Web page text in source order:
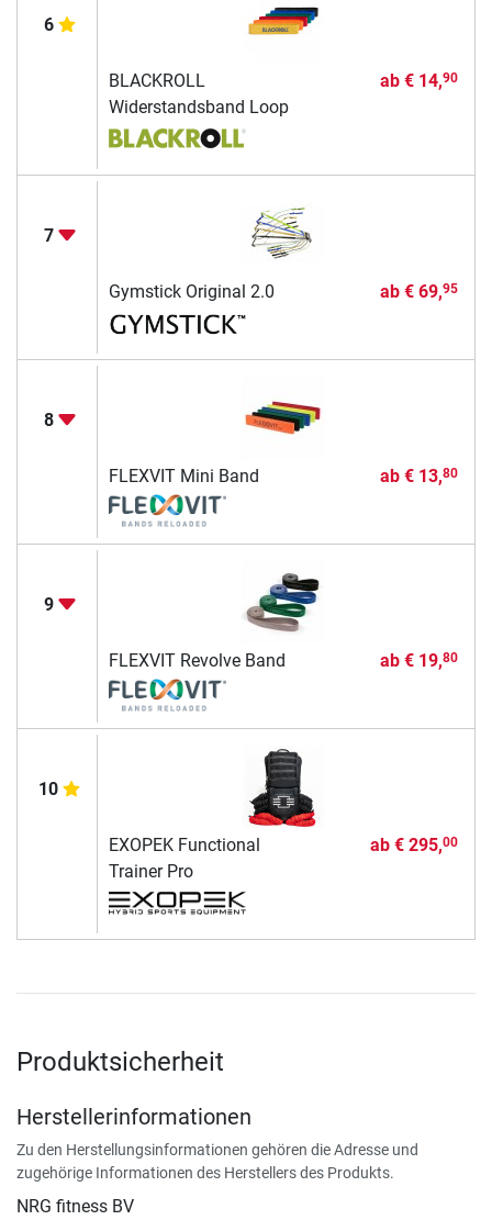
6
BLACKROLL
Widerstandsband Loop
ab € 14,90
7
Gymstick Original 2.0 ab € 69,95
8
FLEXVIT Mini Band ab € 13,80
9
FLEXVIT Revolve Band ab € 19,80
10
EXOPEK Functional
Trainer Pro
ab € 295,00
Produktsicherheit
Herstellerinformationen
Zu den Herstellungsinformationen gehören die Adresse und
zugehörige Informationen des Herstellers des Produkts.
NRG fitness BV